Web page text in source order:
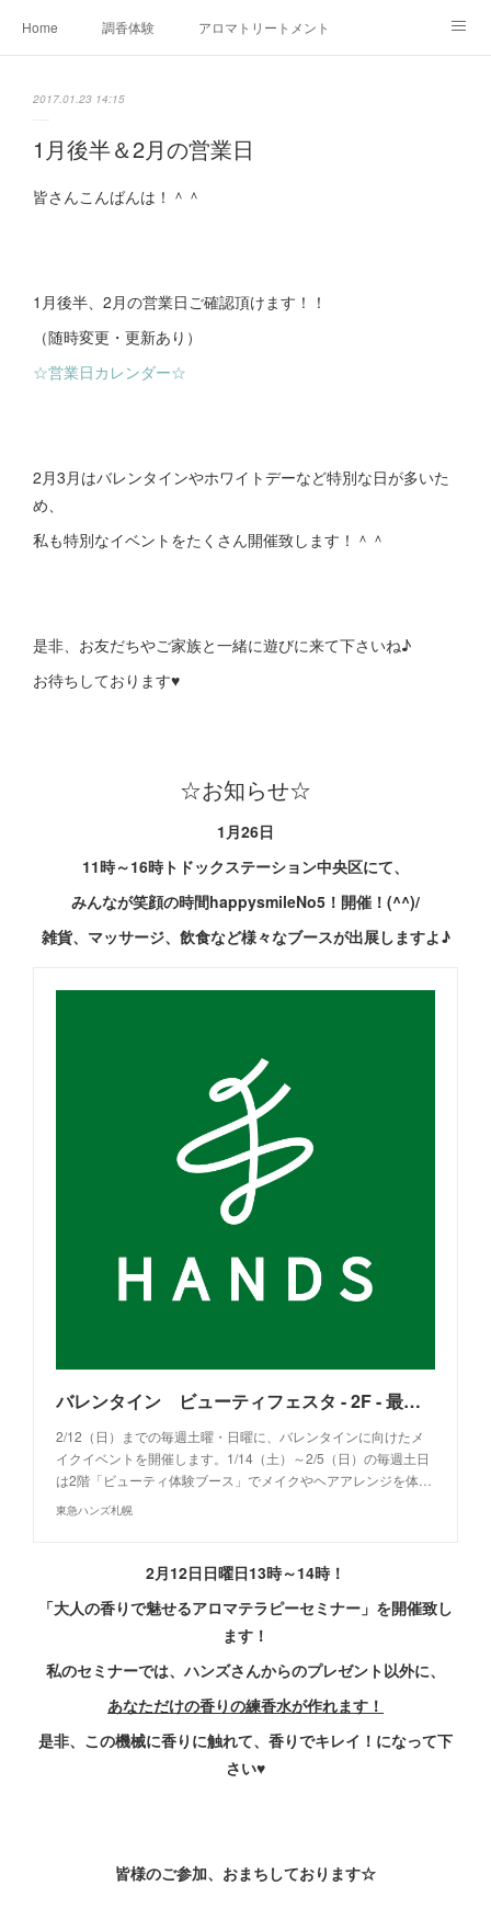
Home 調香体験 アロマトリートメントMenu
Ameblo
2017.01.23 14:15
1月後半＆2月の営業日
皆さんこんばんは！＾＾
1月後半、2月の営業日ご確認頂けます！！
（随時変更・更新あり）
☆営業日カレンダー☆
2月3月はバレンタインやホワイトデーなど特別な日が多いた
め、
私も特別なイベントをたくさん開催致します！＾＾
是非、お友だちやご家族と一緒に遊びに来て下さいね♪
お待ちしております♥
☆お知らせ☆
1月26日
11時～16時トドックステーション中央区にて、
みんなが笑顔の時間happysmileNo5！開催！(^^)/
雑貨、マッサージ、飲食など様々なブースが出展しますよ♪
バレンタイン ビューティフェスタ - 2F - 最新情報 - 東急ハンズ札幌店
2/12（日）までの毎週土曜・日曜に、バレンタインに向けたメ
イクイベントを開催します。1/14（土）～2/5（日）の毎週土日
は2階「ビューティ体験ブース」でメイクやヘアアレンジを体…
東急ハンズ札幌
2月12日日曜日13時～14時！
「大人の香りで魅せるアロマテラピーセミナー」を開催致し
ます！
私のセミナーでは、ハンズさんからのプレゼント以外に、
あなただけの香りの練香水が作れます！
是非、この機械に香りに触れて、香りでキレイ！になって下
さい♥
皆様のご参加、おまちしております☆